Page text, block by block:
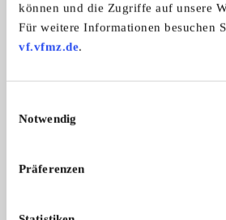
können und die Zugriffe auf unsere
Für weitere Informationen besuchen
vf.vfmz.de.
Notwendig
Präferenzen
Das könnte Sie auch